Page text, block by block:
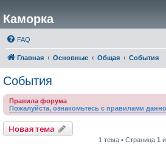
Каморка
FAQ
Главная Основные Общая События
События
Правила форума
Пожалуйста, ознакомьтесь с правилами
Новая тема
1 тема • Страница 1